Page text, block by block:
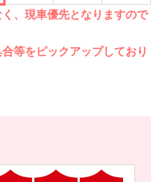
、現車優先となりますので
等をピックアップしており